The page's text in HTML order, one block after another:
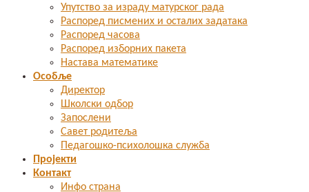
Упутство за израду матурског рада
Распоред писмених и осталих задатака
Распоред часова
Распоред изборних пакета
Настава математике
Особље
Директор
Школски одбор
Запослени
Савет родитеља
Педагошко-психолошка служба
Пројекти
Контакт
Инфо страна